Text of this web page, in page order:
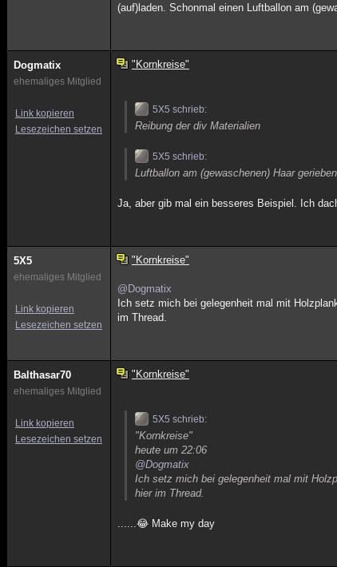
(auf)laden. Schonmal einen Luftballon am
Dogmatix
ehemaliges Mitglied
Link kopieren
Lesezeichen setzen
"Kornkreise"
5X5 schrieb:
Reibung der div Materialien
5X5 schrieb:
Luftballon am (gewaschenen) Haar
Ja, aber gib mal ein besseres Beispiel. Ich
5X5
ehemaliges Mitglied
Link kopieren
Lesezeichen setzen
"Kornkreise"
@Dogmatix
Ich setz mich bei gelegenheit mal mit
im Thread.
Balthasar70
ehemaliges Mitglied
Link kopieren
Lesezeichen setzen
"Kornkreise"
5X5 schrieb:
"Kornkreise"
heute um 22:06
@Dogmatix
Ich setz mich bei gelegenheit mal mit
hier im Thread.
......😂 Make my day